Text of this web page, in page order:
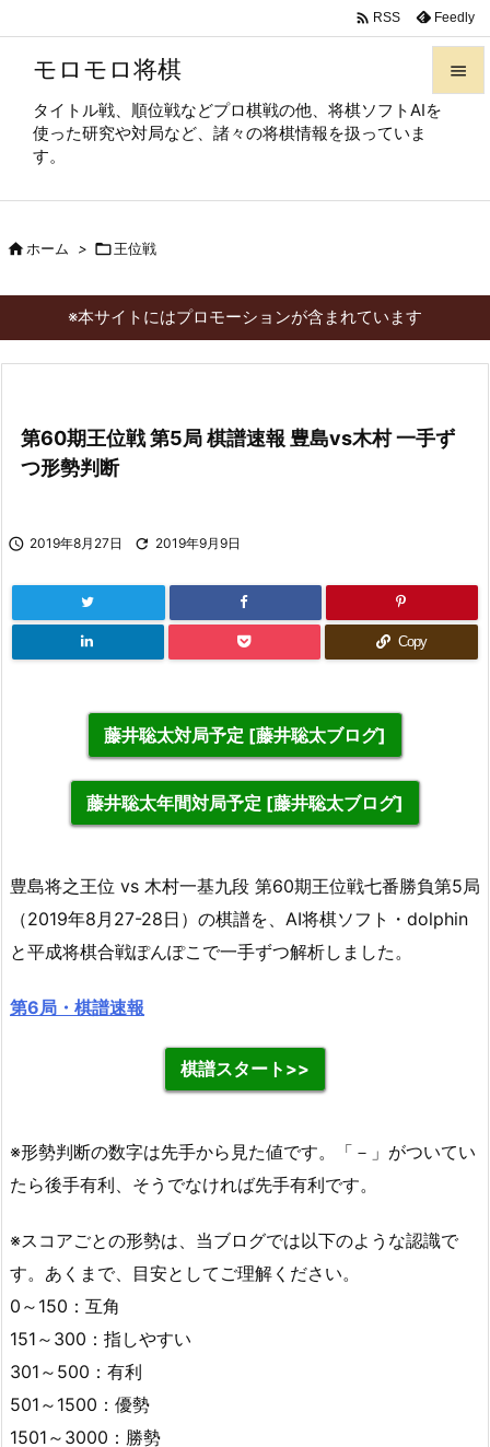
モロモロ将棋
タイトル戦、順位戦などプロ棋戦の他、将棋ソフトAIを
使った研究や対局など、諸々の将棋情報を扱っていま
す。

サイド

検索
 RSS Feedly
ホーム > 王位戦
※本サイトにはプロモーションが含まれています
第60期王位戦 第5局 棋譜速報 豊島vs木村 一手ず
つ形勢判断
 2019年8月27日  2019年9月9日
Copy
藤井聡太対局予定 [藤井聡太ブログ]
藤井聡太年間対局予定 [藤井聡太ブログ]
豊島将之王位 vs 木村一基九段 第60期王位戦七番勝負第5局
（2019年8月27-28日）の棋譜を、AI将棋ソフト・dolphin
と平成将棋合戦ぽんぽこで一手ずつ解析しました。
第6局・棋譜速報
棋譜スタート>>
※形勢判断の数字は先手から見た値です。「－」がついてい
たら後手有利、そうでなければ先手有利です。
※スコアごとの形勢は、当ブログでは以下のような認識で
す。あくまで、目安としてご理解ください。
0～150：互角
151～300：指しやすい
301～500：有利
501～1500：優勢
1501～3000：勝勢